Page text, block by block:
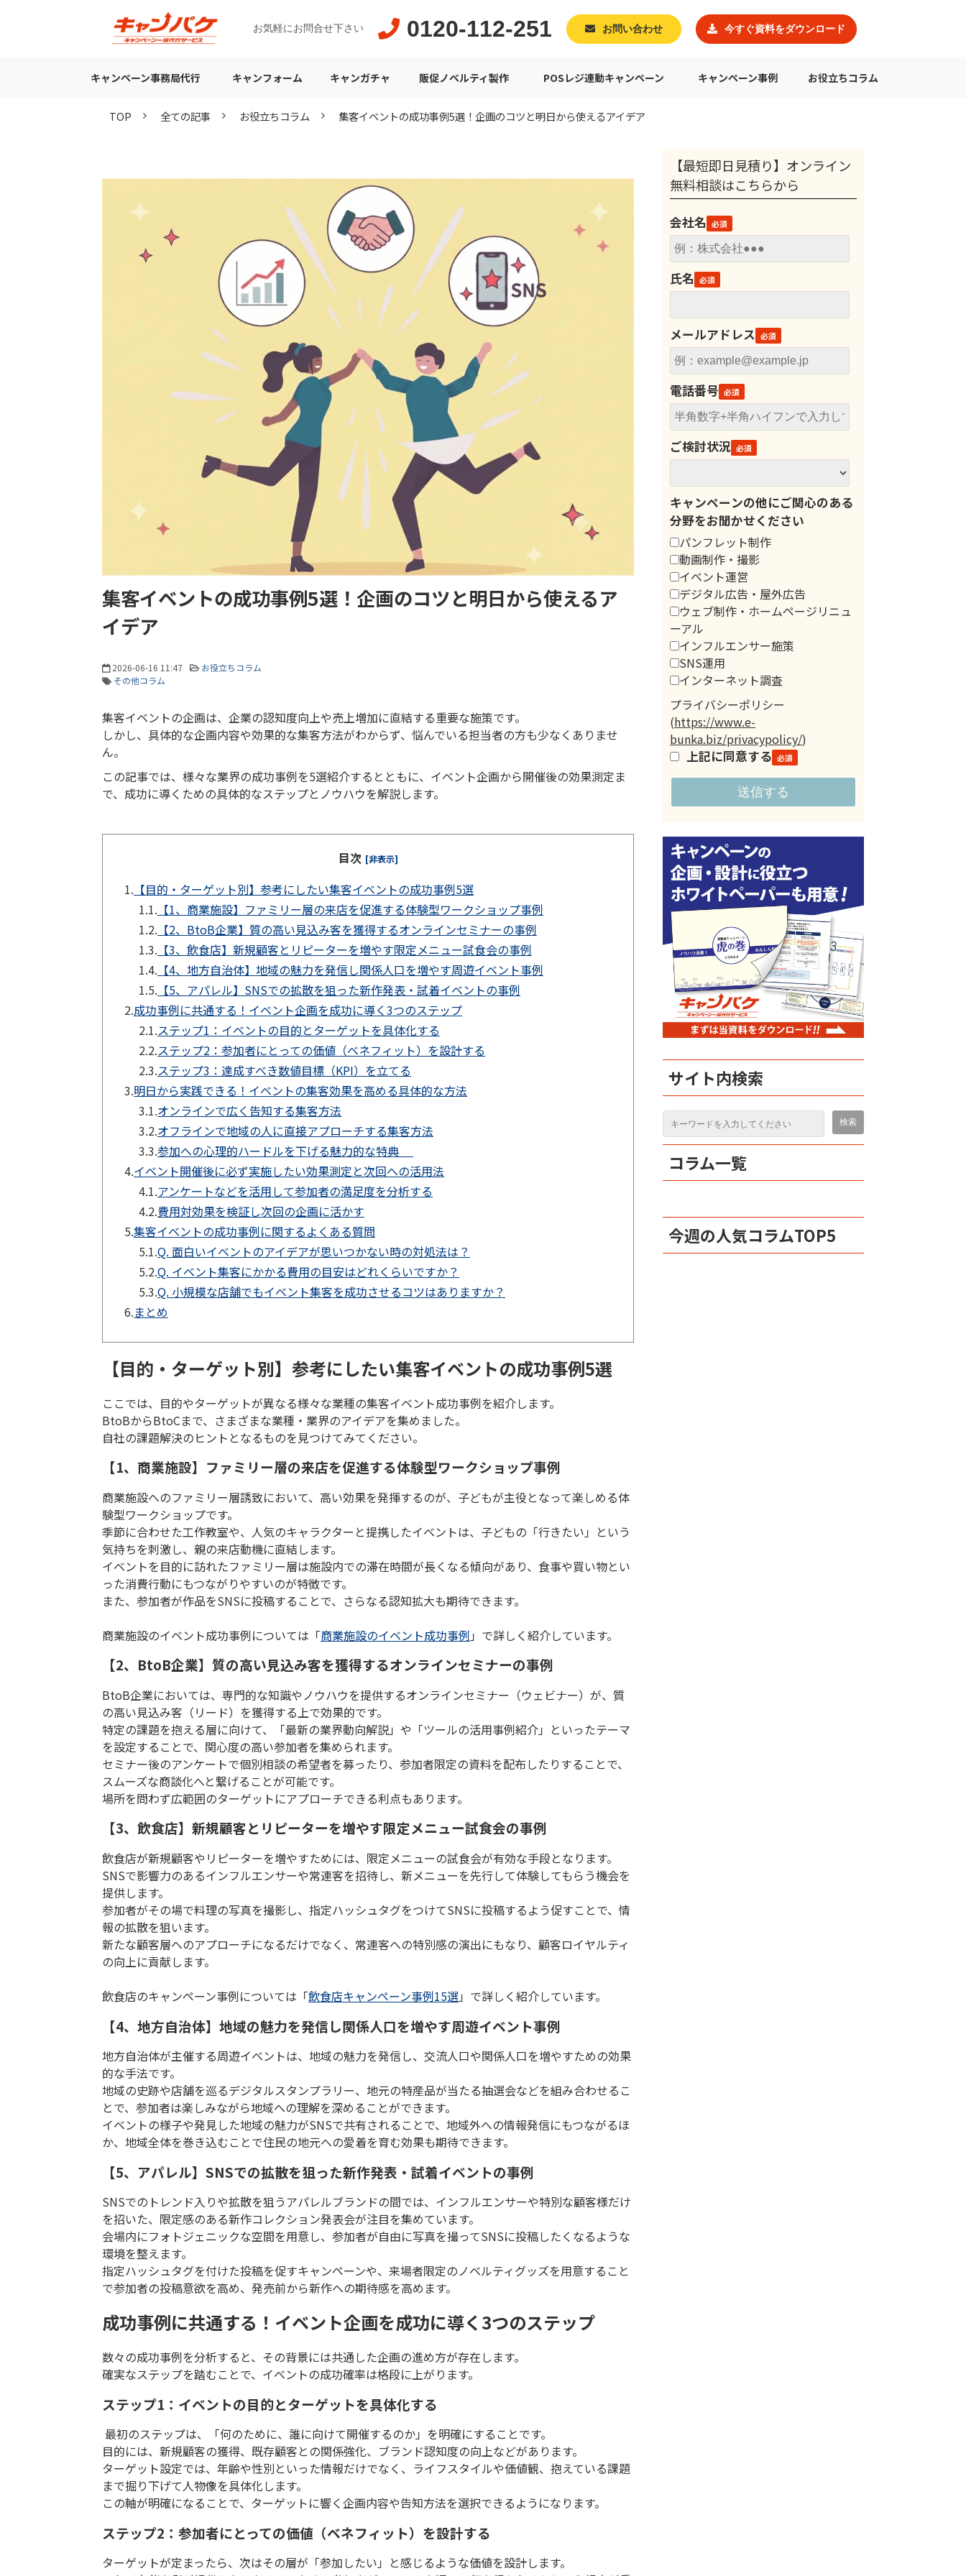
お気軽にお問合せ下さい 0120-112-251 お問い合わせ 今すぐ資料をダウンロード
キャンペーン事務局代行 キャンフォーム キャンガチャ 販促ノベルティ製作 POSレジ連動キャンペーン キャンペーン事例 お役立ちコラム
TOP 全ての記事 お役立ちコラム 集客イベントの成功事例5選！企画のコツと明日から使えるアイデア
集客イベントの成功事例5選！企画のコツと明日から使えるア
イデア
2026-06-16 11:47
お役立ちコラム
その他コラム
集客イベントの企画は、企業の認知度向上や売上増加に直結する重要な施策です。
しかし、具体的な企画内容や効果的な集客方法がわからず、悩んでいる担当者の方も少なくありませ
ん。
この記事では、様々な業界の成功事例を5選紹介するとともに、イベント企画から開催後の効果測定ま
で、成功に導くための具体的なステップとノウハウを解説します。
目次 [非表示]
1. 【目的・ターゲット別】参考にしたい集客イベントの成功事例5選
1.1. 【1、商業施設】ファミリー層の来店を促進する体験型ワークショップ事例
1.2. 【2、BtoB企業】質の高い見込み客を獲得するオンラインセミナーの事例
1.3. 【3、飲食店】新規顧客とリピーターを増やす限定メニュー試食会の事例
1.4. 【4、地方自治体】地域の魅力を発信し関係人口を増やす周遊イベント事例
1.5. 【5、アパレル】SNSでの拡散を狙った新作発表・試着イベントの事例
2.成功事例に共通する！イベント企画を成功に導く3つのステップ
2.1.ステップ1：イベントの目的とターゲットを具体化する
2.2.ステップ2：参加者にとっての価値（ベネフィット）を設計する
2.3.ステップ3：達成すべき数値目標（KPI）を立てる
3.明日から実践できる！イベントの集客効果を高める具体的な方法
3.1.オンラインで広く告知する集客方法
3.2.オフラインで地域の人に直接アプローチする集客方法
3.3.参加への心理的ハードルを下げる魅力的な特典
4.イベント開催後に必ず実施したい効果測定と次回への活用法
4.1.アンケートなどを活用して参加者の満足度を分析する
4.2.費用対効果を検証し次回の企画に活かす
5.集客イベントの成功事例に関するよくある質問
5.1.Q. 面白いイベントのアイデアが思いつかない時の対処法は？
5.2.Q. イベント集客にかかる費用の目安はどれくらいですか？
5.3.Q. 小規模な店舗でもイベント集客を成功させるコツはありますか？
6.まとめ
【目的・ターゲット別】参考にしたい集客イベントの成功事例5選
ここでは、目的やターゲットが異なる様々な業種の集客イベント成功事例を紹介します。
BtoBからBtoCまで、さまざまな業種・業界のアイデアを集めました。
自社の課題解決のヒントとなるものを見つけてみてください。
【1、商業施設】ファミリー層の来店を促進する体験型ワークショップ事例
商業施設へのファミリー層誘致において、高い効果を発揮するのが、子どもが主役となって楽しめる体
験型ワークショップです。
季節に合わせた工作教室や、人気のキャラクターと提携したイベントは、子どもの「行きたい」という
気持ちを刺激し、親の来店動機に直結します。
イベントを目的に訪れたファミリー層は施設内での滞在時間が長くなる傾向があり、食事や買い物とい
った消費行動にもつながりやすいのが特徴です。
また、参加者が作品をSNSに投稿することで、さらなる認知拡大も期待できます。
商業施設のイベント成功事例については「商業施設のイベント成功事例 」で詳しく紹介しています。
【2、BtoB企業】質の高い見込み客を獲得するオンラインセミナーの事例
BtoB企業においては、専門的な知識やノウハウを提供するオンラインセミナー（ウェビナー）が、質
の高い見込み客（リード）を獲得する上で効果的です。
特定の課題を抱える層に向けて、「最新の業界動向解説」や「ツールの活用事例紹介」といったテーマ
を設定することで、関心度の高い参加者を集められます。
セミナー後のアンケートで個別相談の希望者を募ったり、参加者限定の資料を配布したりすることで、
スムーズな商談化へと繋げることが可能です。
場所を問わず広範囲のターゲットにアプローチできる利点もあります。
【3、飲食店】新規顧客とリピーターを増やす限定メニュー試食会の事例
飲食店が新規顧客やリピーターを増やすためには、限定メニューの試食会が有効な手段となります。
SNSで影響力のあるインフルエンサーや常連客を招待し、新メニューを先行して体験してもらう機会を
提供します。
参加者がその場で料理の写真を撮影し、指定ハッシュタグをつけてSNSに投稿するよう促すことで、情
報の拡散を狙います。
新たな顧客層へのアプローチになるだけでなく、常連客への特別感の演出にもなり、顧客ロイヤルティ
の向上に貢献します。
飲食店のキャンペーン事例については「飲食店キャンペーン事例15選」で詳しく紹介しています。
【4、地方自治体】地域の魅力を発信し関係人口を増やす周遊イベント事例
地方自治体が主催する周遊イベントは、地域の魅力を発信し、交流人口や関係人口を増やすための効果
的な手法です。
地域の史跡や店舗を巡るデジタルスタンプラリー、地元の特産品が当たる抽選会などを組み合わせるこ
とで、参加者は楽しみながら地域への理解を深めることができます。
イベントの様子や発見した地域の魅力がSNSで共有されることで、地域外への情報発信にもつながるほ
か、地域全体を巻き込むことで住民の地元への愛着を育む効果も期待できます。
【5、アパレル】SNSでの拡散を狙った新作発表・試着イベントの事例
SNSでのトレンド入りや拡散を狙うアパレルブランドの間では、インフルエンサーや特別な顧客様だけ
を招いた、限定感のある新作コレクション発表会が注目を集めています。
会場内にフォトジェニックな空間を用意し、参加者が自由に写真を撮ってSNSに投稿したくなるような
環境を整えます。
指定ハッシュタグを付けた投稿を促すキャンペーンや、来場者限定のノベルティグッズを用意すること
で参加者の投稿意欲を高め、発売前から新作への期待感を高めます。
成功事例に共通する！イベント企画を成功に導く3つのステップ
数々の成功事例を分析すると、その背景には共通した企画の進め方が存在します。
確実なステップを踏むことで、イベントの成功確率は格段に上がります。
ステップ1：イベントの目的とターゲットを具体化する
最初のステップは、「何のために、誰に向けて開催するのか」を明確にすることです。
目的には、新規顧客の獲得、既存顧客との関係強化、ブランド認知度の向上などがあります。
ターゲット設定では、年齢や性別といった情報だけでなく、ライフスタイルや価値観、抱えている課題
まで掘り下げて人物像を具体化します。
この軸が明確になることで、ターゲットに響く企画内容や告知方法を選択できるようになります。
ステップ2：参加者にとっての価値（ベネフィット）を設計する
ターゲットが定まったら、次はその層が「参加したい」と感じるような価値を設計します。
【最短即日見積り】オンライン
無料相談はこちらから
会社名
氏名
メールアドレス
電話番号
ご検討状況
キャンペーンの他にご関心のある
分野をお聞かせください
パンフレット制作
動画制作・撮影
イベント運営
デジタル広告・屋外広告
ウェブ制作・ホームページリニュ
ーアル
インフルエンサー施策
SNS運用
インターネット調査
プライバシーポリシー
(https://www.e-
bunka.biz/privacypolicy/)
上記に同意する
サイト内検索
コラム一覧
今週の人気コラムTOP5